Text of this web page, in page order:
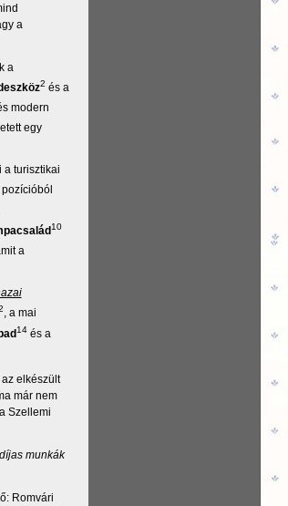
a
a
2 és a
modern
egy
a turisztikai
10
a
, a mai
14és a
elkészült
már nem
Szellemi
munkák
Romvári